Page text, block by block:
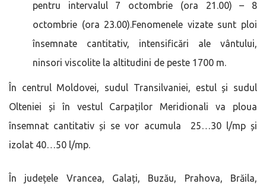
pentru intervalul 7 octombrie (ora 21.00) – 8
octombrie (ora 23.00).Fenomenele vizate sunt ploi
însemnate cantitativ, intensificări ale vântului,
ninsori viscolite la altitudini de peste 1700 m.
În centrul Moldovei, sudul Transilvaniei, estul și sudul
Olteniei și în vestul Carpaților Meridionali va ploua
însemnat cantitativ și se vor acumula 25…30 l/mp și
izolat 40…50 l/mp.
În județele Vrancea, Galați, Buzău, Prahova, Brăila,